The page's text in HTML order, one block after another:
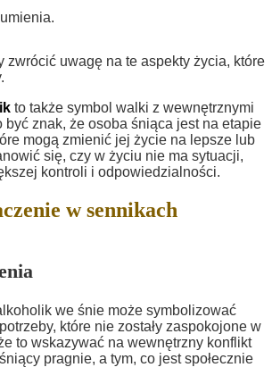
zwrócić uwagę na te aspekty życia, które
to także symbol walki z wewnętrznymi
być znak, że osoba śniąca jest na etapie
mogą zmienić jej życie na lepsze lub
się, czy w życiu nie ma sytuacji,
kontroli i odpowiedzialności.
w sennikach
we śnie może symbolizować
które nie zostały zaspokojone w
to wskazywać na wewnętrzny konflikt
pragnie, a tym, co jest społecznie